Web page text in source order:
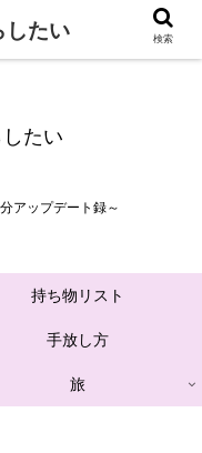
たい
アップデート録～
持ち物リスト
手放し方
旅
したい 検索